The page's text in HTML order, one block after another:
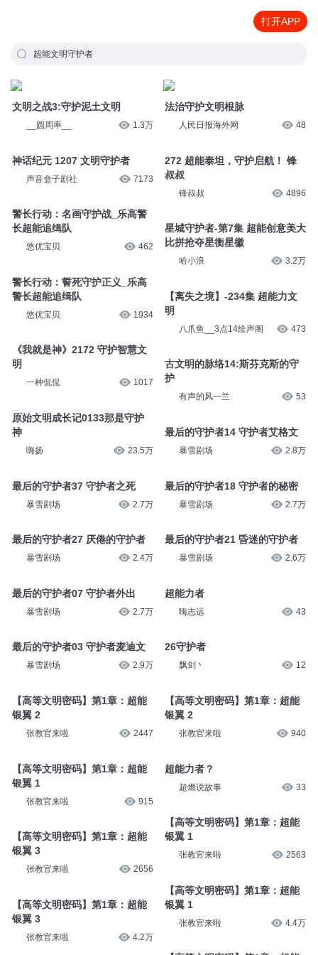
打开APP
超能文明守护者
文明之战3:守护泥土文明
__圆周率__ 1.3万
神话纪元 1207 文明守护者
声音盒子剧社 7173
警长行动：名画守护战_乐高警
长超能追缉队
悠优宝贝 462
警长行动：誓死守护正义_乐高
警长超能追缉队
悠优宝贝 1934
《我就是神》2172 守护智慧文
明
一种侃侃 1017
原始文明成长记0133那是守护
神
嗨扬 23.5万
最后的守护者37 守护者之死
暴雪剧场 2.7万
最后的守护者27 厌倦的守护者
暴雪剧场 2.4万
最后的守护者07 守护者外出
暴雪剧场 2.7万
最后的守护者03 守护者麦迪文
暴雪剧场 2.9万
【高等文明密码】第1章：超能
银翼 2
张教官来啦 2447
【高等文明密码】第1章：超能
银翼 1
张教官来啦 915
【高等文明密码】第1章：超能
银翼 3
张教官来啦 2656
【高等文明密码】第1章：超能
银翼 3
张教官来啦 4.2万
法治守护文明根脉
人民日报海外网 48
272 超能泰坦，守护启航！ 锋
叔叔
锋叔叔 4896
星城守护者-第7集 超能创意美大
比拼抢夺星衡星徽
哈小浪 3.2万
【离失之境】-234集 超能力文
明
八爪鱼__3点14绘声阁 473
古文明的脉络14:斯芬克斯的守
护
有声的风一兰 53
最后的守护者14 守护者艾格文
暴雪剧场 2.8万
最后的守护者18 守护者的秘密
暴雪剧场 2.7万
最后的守护者21 昏迷的守护者
暴雪剧场 2.6万
超能力者
嗨志远 43
26守护者
飘剑丶 12
【高等文明密码】第1章：超能
银翼 2
张教官来啦 940
超能力者？
超燃说故事 33
【高等文明密码】第1章：超能
银翼 1
张教官来啦 2563
【高等文明密码】第1章：超能
银翼 1
张教官来啦 4.4万